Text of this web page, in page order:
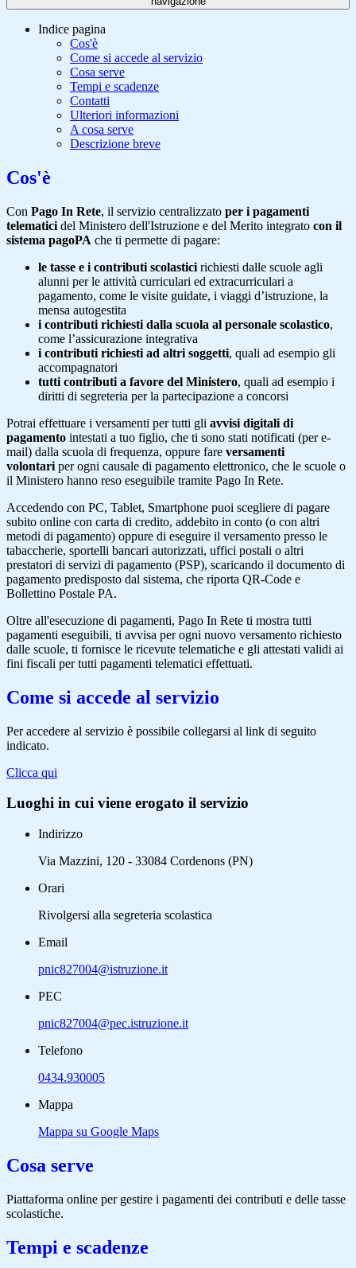
Indice pagina
Cos'è
Come si accede al servizio
Cosa serve
Tempi e scadenze
Contatti
Ulteriori informazioni
A cosa serve
Descrizione breve
Cos'è
Con Pago In Rete, il servizio centralizzato per i pagamenti
telematici del Ministero dell'Istruzione e del Merito integrato con il
sistema pagoPA che ti permette di pagare:
le tasse e i contributi scolastici richiesti dalle scuole agli
alunni per le attività curriculari ed extracurriculari a
pagamento, come le visite guidate, i viaggi d’istruzione, la
mensa autogestita
i contributi richiesti dalla scuola al personale scolastico,
come l’assicurazione integrativa
i contributi richiesti ad altri soggetti, quali ad esempio gli
accompagnatori
tutti contributi a favore del Ministero, quali ad esempio i
diritti di segreteria per la partecipazione a concorsi
Potrai effettuare i versamenti per tutti gli avvisi digitali di
pagamento intestati a tuo figlio, che ti sono stati notificati (per e-
mail) dalla scuola di frequenza, oppure fare versamenti
volontari per ogni causale di pagamento elettronico, che le scuole o
il Ministero hanno reso eseguibile tramite Pago In Rete.
Accedendo con PC, Tablet, Smartphone puoi scegliere di pagare
subito online con carta di credito, addebito in conto (o con altri
metodi di pagamento) oppure di eseguire il versamento presso le
tabaccherie, sportelli bancari autorizzati, uffici postali o altri
prestatori di servizi di pagamento (PSP), scaricando il documento di
pagamento predisposto dal sistema, che riporta QR-Code e
Bollettino Postale PA.
Oltre all'esecuzione di pagamenti, Pago In Rete ti mostra tutti
pagamenti eseguibili, ti avvisa per ogni nuovo versamento richiesto
dalle scuole, ti fornisce le ricevute telematiche e gli attestati validi ai
fini fiscali per tutti pagamenti telematici effettuati.
Come si accede al servizio
Per accedere al servizio è possibile collegarsi al link di seguito
indicato.
Clicca qui
Luoghi in cui viene erogato il servizio
Indirizzo
Via Mazzini, 120 - 33084 Cordenons (PN)
Orari
Rivolgersi alla segreteria scolastica
Email
pnic827004@istruzione.it
PEC
pnic827004@pec.istruzione.it
Telefono
0434.930005
Mappa
Mappa su Google Maps
Cosa serve
Piattaforma online per gestire i pagamenti dei contributi e delle tasse
scolastiche.
Tempi e scadenze